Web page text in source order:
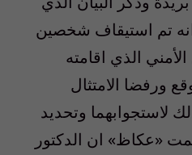
انه تم استيقاف شخصين
الذي اقامته
ورفضا الامتثال
لاستجوابهما وتحديد
«عكاظ» ان الدكتور